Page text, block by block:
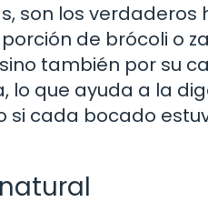
son los verdaderos
de brócoli o
también por su
lo que ayuda a la
cada bocado